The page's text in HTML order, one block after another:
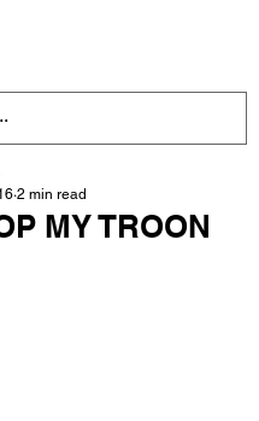
MY TROON
2 min read